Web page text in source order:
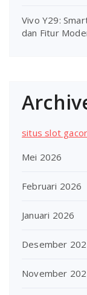
Vivo Y29:
dan Fitur
situs slot gacor
Mei 2026
Februari 2026
Januari 2026
Desember
November